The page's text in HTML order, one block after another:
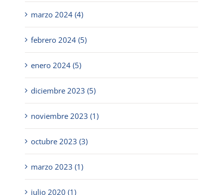
marzo 2024 (4)
febrero 2024 (5)
enero 2024 (5)
diciembre 2023 (5)
noviembre 2023 (1)
octubre 2023 (3)
marzo 2023 (1)
julio 2020 (1)